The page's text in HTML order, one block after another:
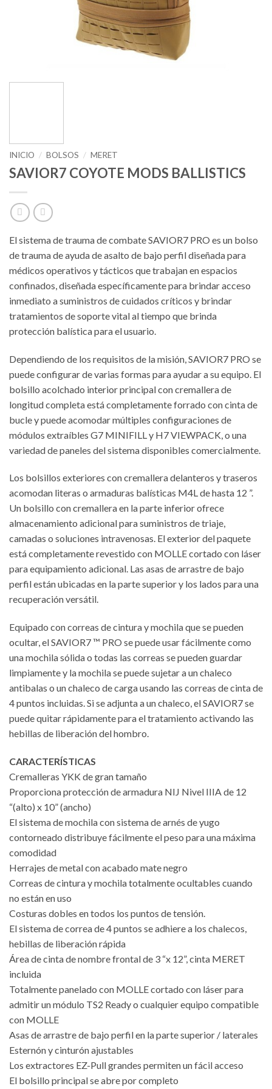
INICIO / BOLSOS / MERET
SAVIOR7 COYOTE MODS BALLISTICS
El sistema de trauma de combate SAVIOR7 PRO es un bolso
de trauma de ayuda de asalto de bajo perfil diseñada para
médicos operativos y tácticos que trabajan en espacios
confinados, diseñada específicamente para brindar acceso
inmediato a suministros de cuidados críticos y brindar
tratamientos de soporte vital al tiempo que brinda
protección balística para el usuario.
Dependiendo de los requisitos de la misión, SAVIOR7 PRO se
puede configurar de varias formas para ayudar a su equipo. El
bolsillo acolchado interior principal con cremallera de
longitud completa está completamente forrado con cinta de
bucle y puede acomodar múltiples configuraciones de
módulos extraíbles G7 MINIFILL y H7 VIEWPACK, o una
variedad de paneles del sistema disponibles comercialmente.
Los bolsillos exteriores con cremallera delanteros y traseros
acomodan literas o armaduras balísticas M4L de hasta 12 ”.
Un bolsillo con cremallera en la parte inferior ofrece
almacenamiento adicional para suministros de triaje,
camadas o soluciones intravenosas. El exterior del paquete
está completamente revestido con MOLLE cortado con láser
para equipamiento adicional. Las asas de arrastre de bajo
perfil están ubicadas en la parte superior y los lados para una
recuperación versátil.
Equipado con correas de cintura y mochila que se pueden
ocultar, el SAVIOR7 ™ PRO se puede usar fácilmente como
una mochila sólida o todas las correas se pueden guardar
limpiamente y la mochila se puede sujetar a un chaleco
antibalas o un chaleco de carga usando las correas de cinta de
4 puntos incluidas. Si se adjunta a un chaleco, el SAVIOR7 se
puede quitar rápidamente para el tratamiento activando las
hebillas de liberación del hombro.
CARACTERÍSTICAS
Cremalleras YKK de gran tamaño
Proporciona protección de armadura NIJ Nivel IIIA de 12
“(alto) x 10” (ancho)
El sistema de mochila con sistema de arnés de yugo
contorneado distribuye fácilmente el peso para una máxima
comodidad
Herrajes de metal con acabado mate negro
Correas de cintura y mochila totalmente ocultables cuando
no están en uso
Costuras dobles en todos los puntos de tensión.
El sistema de correa de 4 puntos se adhiere a los chalecos,
hebillas de liberación rápida
Área de cinta de nombre frontal de 3 “x 12”, cinta MERET
incluida
Totalmente panelado con MOLLE cortado con láser para
admitir un módulo TS2 Ready o cualquier equipo compatible
con MOLLE
Asas de arrastre de bajo perfil en la parte superior / laterales
Esternón y cinturón ajustables
Los extractores EZ-Pull grandes permiten un fácil acceso
El bolsillo principal se abre por completo